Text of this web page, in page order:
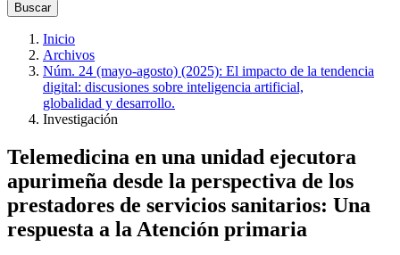
Buscar
Inicio
Archivos
Núm. 24 (mayo-agosto) (2025): El impacto de la tendencia
digital: discusiones sobre inteligencia artificial,
globalidad y desarrollo.
Investigación
Telemedicina en una unidad ejecutora
apurimeña desde la perspectiva de los
prestadores de servicios sanitarios: Una
respuesta a la Atención primaria